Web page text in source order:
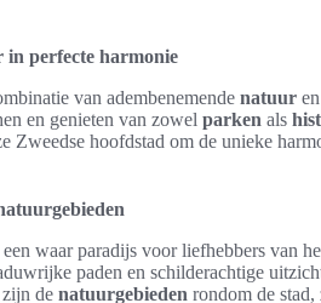
perfecte harmonie
van adembenemende natuur
en genieten van zowel parken als
Zweedse hoofdstad om de unieke
waar paradijs voor liefhebbers van
paden en schilderachtige
de natuurgebieden rondom de stad,